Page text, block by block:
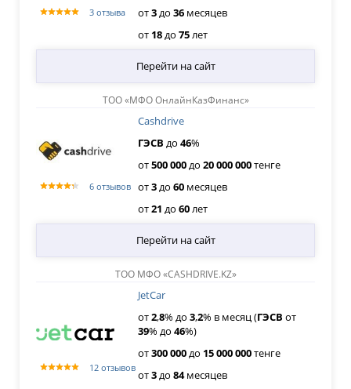
3 отзыва
от3до 36месяцев
от 18до 75лет
ТОО «МФО ОнлайнКазФинанс»
Перейти на сайт
6 отзывов
Cashdrive
ГЭСВ до 46%
от500000до 20000000тенге
от3до 60месяцев
от21 до 60лет
ТОО МФО «CASHDRIVE.KZ»
Перейти на сайт
12 отзывов
JetCar
от2,8% до 3,2% в месяц (ГЭСВ от
39% до 46%)
от300000до 15000000тенге
от3до 84месяцев